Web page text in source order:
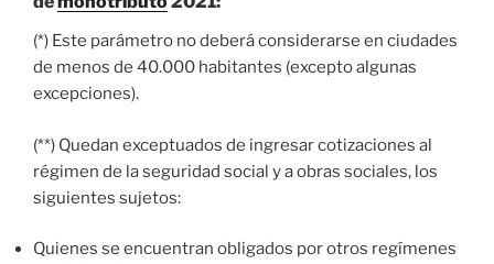
(*) Este parámetro no deberá considerarse en ciudades
de menos de 40.000 habitantes (excepto algunas
excepciones).
(**) Quedan exceptuados de ingresar cotizaciones al
régimen de la seguridad social y a obras sociales, los
siguientes sujetos:
Quienes se encuentran obligados por otros regímenes